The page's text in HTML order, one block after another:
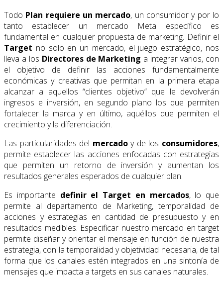
Todo Plan requiere un mercado, un consumidor y por lo
tanto establecer un mercado Meta específico es
fundamental en cualquier propuesta de marketing. Definir el
Target no solo en un mercado, el juego estratégico, nos
lleva a los Directores de Marketing a integrar varios, con
el objetivo de definir las acciones fundamentalmente
económicas y creativas que permitan en la primera etapa
alcanzar a aquellos “clientes objetivo” que le devolverán
ingresos e inversión, en segundo plano los que permiten
fortalecer la marca y en último, aquéllos que permiten el
crecimiento y la diferenciación.
Las particularidades del mercadoy de los consumidores,
permite establecer las acciones enfocadas con estrategias
que permiten un retorno de inversión y aumentan los
resultados generales esperados de cualquier plan.
Es importante definir el Target en mercados, lo que
permite al departamento de Marketing, temporalidad de
acciones y estrategias en cantidad de presupuesto y en
resultados medibles. Especificar nuestro mercado en target
permite diseñar y orientar el mensaje en función de nuestra
estrategia, con la temporalidad y objetividad necesaria, de tal
forma que los canales estén integrados en una sintonía de
mensajes que impacta a targets en sus canales naturales.